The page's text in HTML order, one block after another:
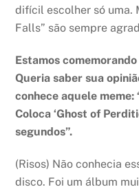
difícil escolher só uma.
Falls” são sempre
Estamos
Queria saber sua
conhece aquele
Coloca ‘Ghost of
segundos”.
(Risos) Não conhecia
disco. Foi um álbum